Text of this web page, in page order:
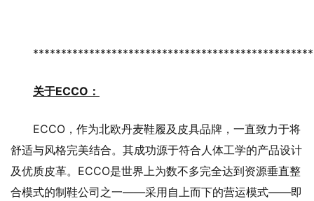
关于ECCO ：
ECCO，作为北欧丹麦鞋履及皮具品牌，一直致力于将
舒适与风格完美结合。其成功源于符合人体工学的产品设计
及优质皮革。ECCO是世界上为数不多完全达到资源垂直整
合模式的制鞋公司之一——采用自上而下的营运模式——即